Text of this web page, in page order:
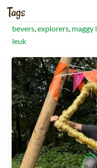
Tags
bevers,explorers, maggy
leuk